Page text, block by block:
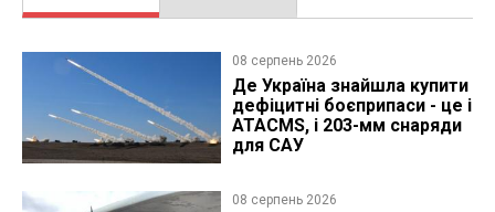
08 серпень 2026
Де Україна знайшла купити
дефіцитні боєприпаси - це і
ATACMS, і 203-мм снаряди
для САУ
08 серпень 2026